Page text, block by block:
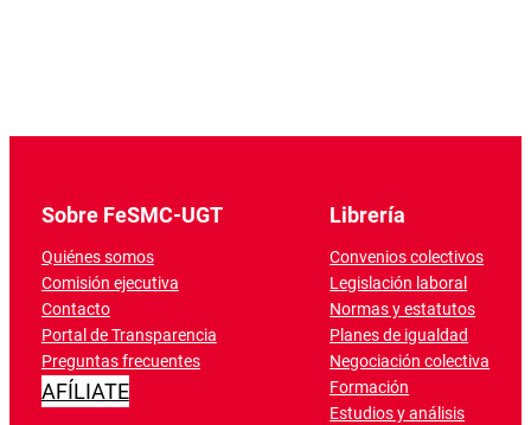
Sobre FeSMC-UGT
Quiénes somos
Comisión ejecutiva
Contacto
Portal de Transparencia
Preguntas frecuentes
AFÍLIATE
Librería
Convenios colectivos
Legislación laboral
Normas y estatutos
Planes de igualdad
Negociación colectiva
Formación
Estudios y análisis